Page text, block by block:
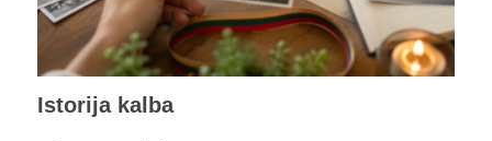
Istorija kalba